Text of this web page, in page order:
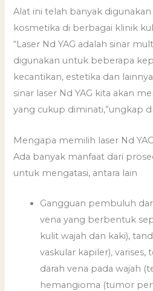
Alat ini telah banyak
kosmetika di berbagai klinik
“Laser Nd YAG adalah sinar
digunakan untuk beberapa
kecantikan, estetika dan
sinar laser Nd YAG kita akan
yang cukup diminati,”ungkap
Mengapa memilih laser Nd
Ada banyak manfaat dari
untuk mengatasi, antara lain
Gangguan pembuluh
vena yang berbentuk
kulit wajah dan kaki),
vaskular kapiler),
darah vena pada wajah
hemangioma (tumor